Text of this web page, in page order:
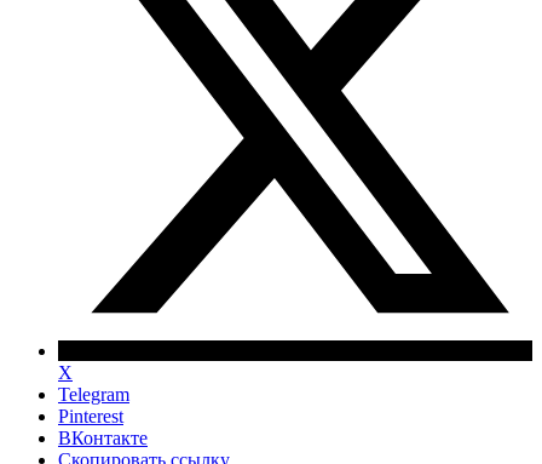
X
Telegram
Pinterest
ВКонтакте
Скопировать ссылку